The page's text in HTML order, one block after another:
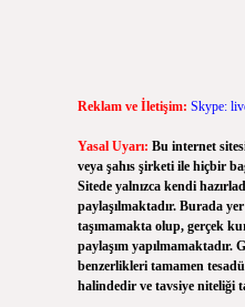
Reklam ve İletişim: Skype:
Yasal Uyarı: Bu internet
veya şahıs şirketi ile hiçbir
Sitede yalnızca kendi
paylaşılmaktadır. Burada
taşımamakta olup, gerçek
paylaşım yapılmamaktadır.
benzerlikleri tamamen
halindedir ve tavsiye niteliği